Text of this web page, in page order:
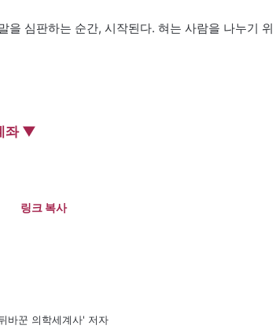
심판하는 순간, 시작된다. 혀는 사람을 나누기 위
좌 ▼
링크 복사
바꾼 의학세계사' 저자